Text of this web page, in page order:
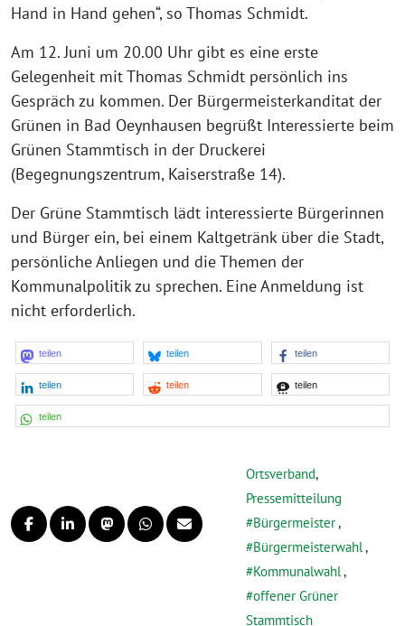
Hand in Hand gehen“, so Thomas Schmidt.
Am 12. Juni um 20.00 Uhr gibt es eine erste
Gelegenheit mit Thomas Schmidt persönlich ins
Gespräch zu kommen. Der Bürgermeisterkanditat der
Grünen in Bad Oeynhausen begrüßt Interessierte beim
Grünen Stammtisch in der Druckerei
(Begegnungszentrum, Kaiserstraße 14).
Der Grüne Stammtisch lädt interessierte Bürgerinnen
und Bürger ein, bei einem Kaltgetränk über die Stadt,
persönliche Anliegen und die Themen der
Kommunalpolitik zu sprechen. Eine Anmeldung ist
nicht erforderlich.
teilen teilen teilen
teilen teilen teilen
teilen
Ortsverband,
Pressemitteilung
Bürgermeister,
Bürgermeisterwahl ,
Kommunalwahl ,
offener Grüner
Stammtisch